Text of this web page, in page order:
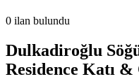
0 ilan bulundu
Dulkadiroğlu
Residence Katı